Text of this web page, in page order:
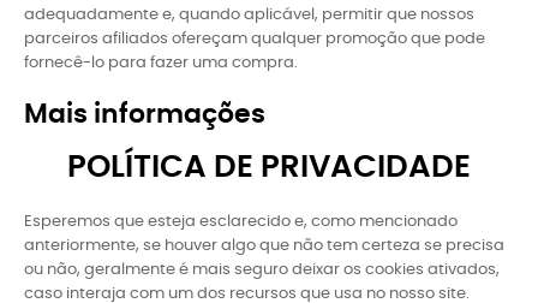
adequadamente e, quando aplicável, permitir que nossos
parceiros afiliados ofereçam qualquer promoção que pode
fornecê-lo para fazer uma compra.
Mais informações
POLÍTICA DE PRIVACIDADE
Esperemos que esteja esclarecido e, como mencionado
anteriormente, se houver algo que não tem certeza se precisa
ou não, geralmente é mais seguro deixar os cookies ativados,
caso interaja com um dos recursos que usa no nosso site.